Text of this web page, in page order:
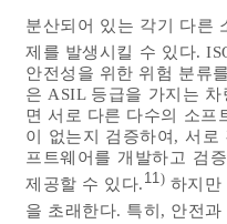
분산되어 있는 각기 다른
제를 발생시킬 수 있다.
안전성을 위한 위험 분류
은 ASIL 등급을 가지는
면 서로 다른 다수의 소프
이 없는지 검증하여, 서
프트웨어를 개발하고 검
제공할 수 있다. 11) 하지만
을 초래한다. 특히, 안전